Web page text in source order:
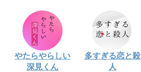
やたらやらしい
深見くん
多すぎる恋と殺
人